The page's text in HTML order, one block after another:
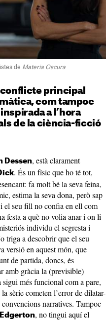
de Materia Oscura
principal
com tampoc
a l’hora
de la ciència-ficció
Dessen, està clarament
. És un físic que ho té tot,
fa molt bé la seva feina,
estima la seva dona, però sap
el seu fill no confia en ell com
festa a què no volia anar i on li
individu el segresta i
triga a descobrir que el seu
versió en aquest món, que
de partida, doncs, és
amb gràcia la (previsible)
més funcional com a pare,
sèrie cometen l’error de dilatar-
narratives. Tampoc
, no tingui aquí el